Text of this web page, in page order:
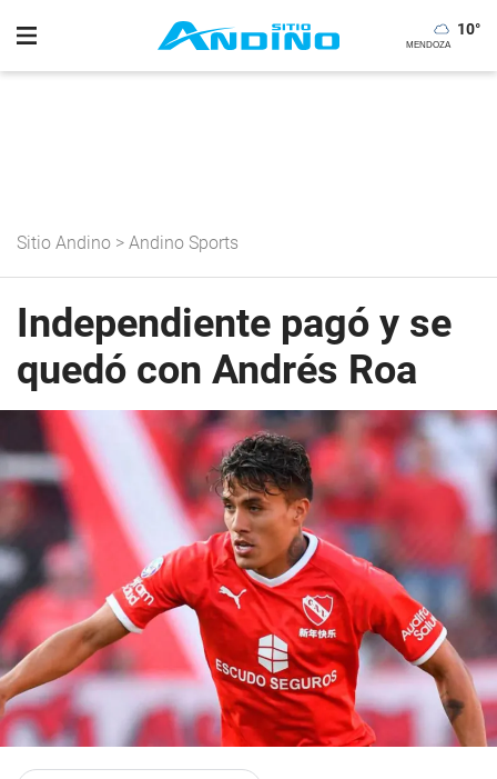
10°
Sitio Andino > Andino Sports
Independiente pagó y se
quedó con Andrés Roa